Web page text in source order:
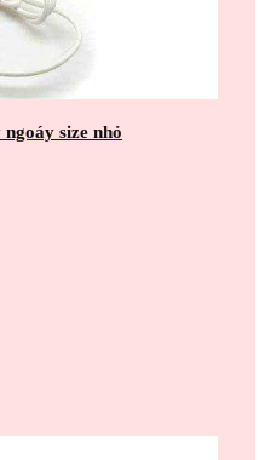
size nhỏ